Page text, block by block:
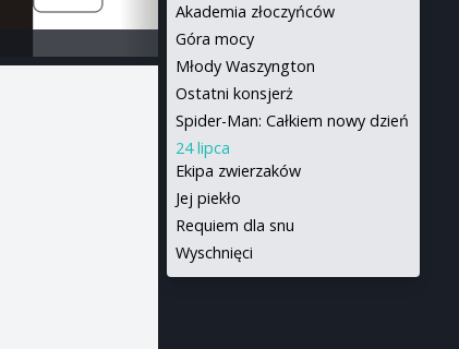
Akademia złoczyńców
Góra mocy
Młody Waszyngton
Ostatni konsjerż
Spider-Man: Całkiem nowy dzień
24 lipca
Ekipa zwierzaków
Jej piekło
Requiem dla snu
Wyschnięci